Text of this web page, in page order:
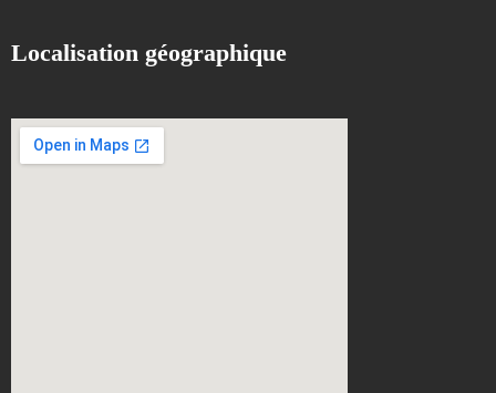
Localisation géographique